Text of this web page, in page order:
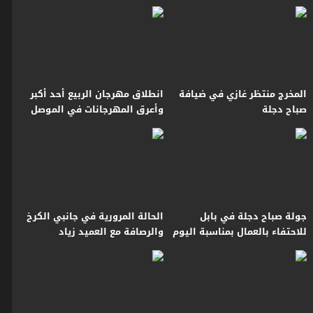
المخرج منتظر غازي في ضيافة
صباح دجلة
انطلاق مهرجان الربيع أحد أكبر
وأعرق المهرجانات في الموصل
جولة صباح دجلة في بابل
للاحتفاء بالعمال بمناسبة اليوم
العالمي للعمال
الحالة المرورية في جانبي الكرخ
والرصافة مع العميد زياد
القيسي